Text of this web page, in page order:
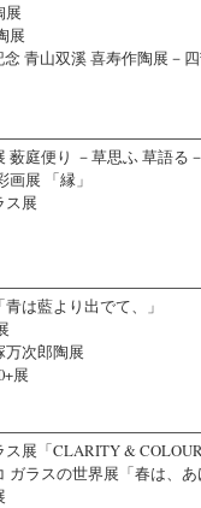
展
展
念 青山双溪 喜寿作陶展－
薮庭便り －草思ふ 草語る－
画展 「縁」
ス展
は藍より出でて、」
万次郎陶展
展
展「CLARITY & COLOUR
ガラスの世界展「春は、あ